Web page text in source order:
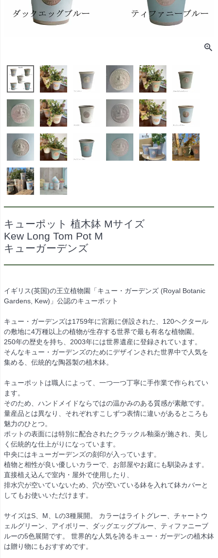
キューポット 植木鉢 Mサイズ
Kew Long Tom Pot M
キューガーデンズ
イギリス(英国)の王立植物園「キュー・ガーデンズ (Royal Botanic
Gardens, Kew)」公認のキューポット
キュー・ガーデンズは1759年に宮殿に併設された、120ヘクタール
の敷地に4万種以上の植物が生存する世界で最も有名な植物園。
250年の歴史を持ち、2003年には世界遺産に登録されています。
そんなキュー・ガーデンズのためにデザインされた世界中で人気を
集める、伝統的な陶器製の植木鉢。
キューポットは職人によって、一つ一つ丁寧に手作業で作られてい
ます。
そのため、ハンドメイドならではの温かみのある質感が素敵です。
量産品とは異なり、それぞれすこしずつ表情に違いがあるところも
魅力のひとつ。
ポットの表面には特別に配合されたクラックル釉薬が施され、美し
く伝統的な仕上がりになっています。
中央にはキューガーデンズの刻印が入っています。
植物と相性が良い優しいカラーで、お部屋やお庭にも馴染みます。
直接植え込んで室内・屋外で使用したり、
排水穴が空いていないため、穴が空いている鉢を入れて鉢カバーと
してもお使いいただけます。
サイズはS、M、Lの3種展開。 カラーはライトグレー、チャートウ
ェルグリーン、アイボリー、ダッグエッグブルー、ティファニーブ
ルーの5色展開です。 世界的な人気を誇るキュー・ガーデンの植木鉢
は贈り物にもおすすめです。